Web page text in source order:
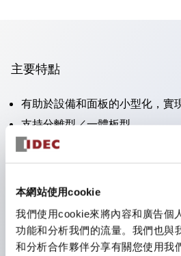
本網站使用cookie
我們使用cookie來將內容和廣告個
功能和分析我們的流量。我們也與
和分析合作夥伴分享有關您使用我
主要特點
有助於設備和面板的小型化，實
支持分離型／一體板型
豐富的顏色變化
也提供可標記的照光鏡片類型（
提供2檔、3檔、照光型、帶鎖選
桿開關等
優異的防水性能。保護結構IP65
按鈕開關、選擇開關、帶鎖選擇